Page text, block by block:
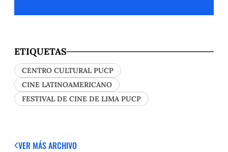
ETIQUETAS
CENTRO CULTURAL PUCP
CINE LATINOAMERICANO
FESTIVAL DE CINE DE LIMA PUCP
VER MÁSARCHIVO